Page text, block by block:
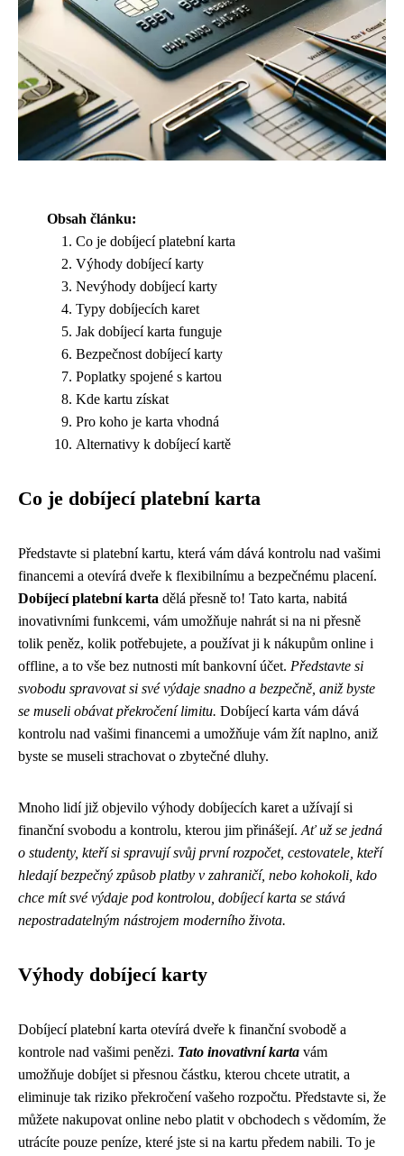
Obsah článku:
Co je dobíjecí platební karta
Výhody dobíjecí karty
Nevýhody dobíjecí karty
Typy dobíjecích karet
Jak dobíjecí karta funguje
Bezpečnost dobíjecí karty
Poplatky spojené s kartou
Kde kartu získat
Pro koho je karta vhodná
Alternativy k dobíjecí kartě
Co je dobíjecí platební karta
Představte si platební kartu, která vám dává kontrolu nad vašimi
financemi a otevírá dveře k flexibilnímu a bezpečnému placení.
Dobíjecí platební karta dělá přesně to! Tato karta, nabitá
inovativními funkcemi, vám umožňuje nahrát si na ni přesně
tolik peněz, kolik potřebujete, a používat ji k nákupům online i
offline, a to vše bez nutnosti mít bankovní účet. Představte si
svobodu spravovat si své výdaje snadno a bezpečně, aniž byste
se museli obávat překročení limitu. Dobíjecí karta vám dává
kontrolu nad vašimi financemi a umožňuje vám žít naplno, aniž
byste se museli strachovat o zbytečné dluhy.
Mnoho lidí již objevilo výhody dobíjecích karet a užívají si
finanční svobodu a kontrolu, kterou jim přinášejí. Ať už se jedná
o studenty, kteří si spravují svůj první rozpočet, cestovatele, kteří
hledají bezpečný způsob platby v zahraničí, nebo kohokoli, kdo
chce mít své výdaje pod kontrolou, dobíjecí karta se stává
nepostradatelným nástrojem moderního života.
Výhody dobíjecí karty
Dobíjecí platební karta otevírá dveře k finanční svobodě a
kontrole nad vašimi penězi. Tato inovativní karta vám
umožňuje dobíjet si přesnou částku, kterou chcete utratit, a
eliminuje tak riziko překročení vašeho rozpočtu. Představte si, že
můžete nakupovat online nebo platit v obchodech s vědomím, že
utrácíte pouze peníze, které jste si na kartu předem nabili. To je